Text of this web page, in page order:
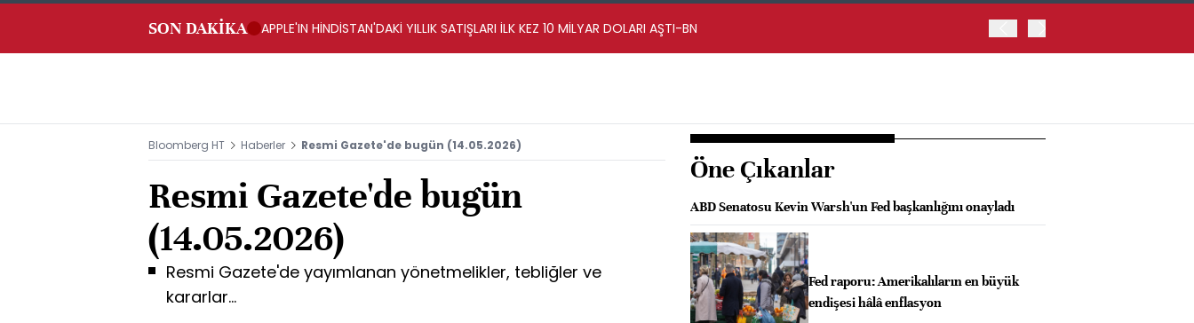
SON DAKİKA APPLE'IN HİNDİSTAN'DAKİ YILLIK SATIŞLARI İLK KEZ 10 MİLYAR DOLARI AŞTI-BN
Bloomberg HT Haberler Resmi Gazete'de bugün (14.05.2026)
Resmi Gazete'de bugün
(14.05.2026)
Resmi Gazete'de yayımlanan yönetmelikler, tebliğler ve
kararlar...
Öne Çıkanlar
ABD Senatosu Kevin Warsh'un Fed başkanlığını onayladı
Fed raporu: Amerikalıların en büyük
endişesi hâlâ enflasyon